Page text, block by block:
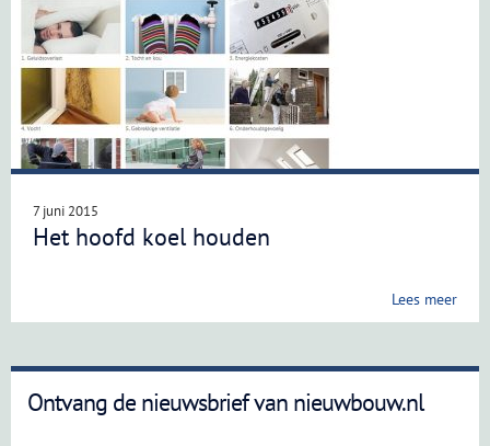
7 juni 2015
Het hoofd koel houden
Lees meer
Ontvang de nieuwsbrief van nieuwbouw.nl